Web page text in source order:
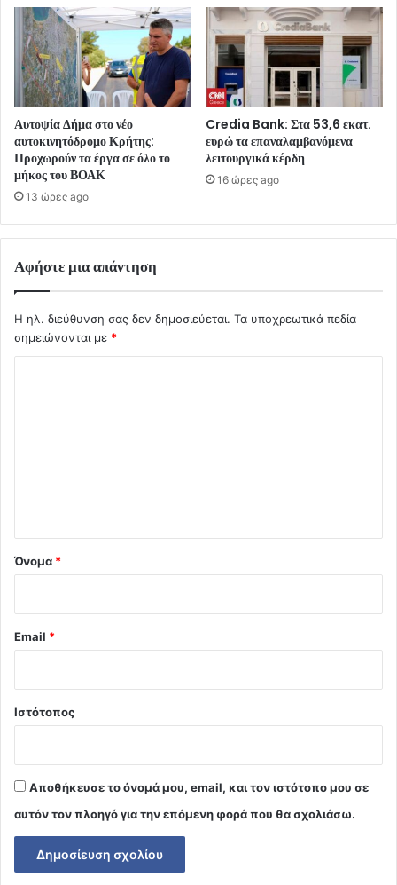
Αυτοψία Δήμα στο νέο
αυτοκινητόδρομο Κρήτης:
Προχωρούν τα έργα σε όλο το
μήκος του ΒΟΑΚ
13 ώρες ago
Credia Bank: Στα 53,6 εκατ.
ευρώ τα επαναλαμβανόμενα
λειτουργικά κέρδη
16 ώρες ago
Αφήστε μια απάντηση
Η ηλ. διεύθυνση σας δεν δημοσιεύεται. Τα υποχρεωτικά πεδία
σημειώνονται με *
Όνομα *
Email *
Ιστότοπος
Αποθήκευσε το όνομά μου, email, και τον ιστότοπο μου σε
αυτόν τον πλοηγό για την επόμενη φορά που θα σχολιάσω.